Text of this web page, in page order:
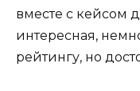
вместе с кейсом
интересная,
рейтингу, но